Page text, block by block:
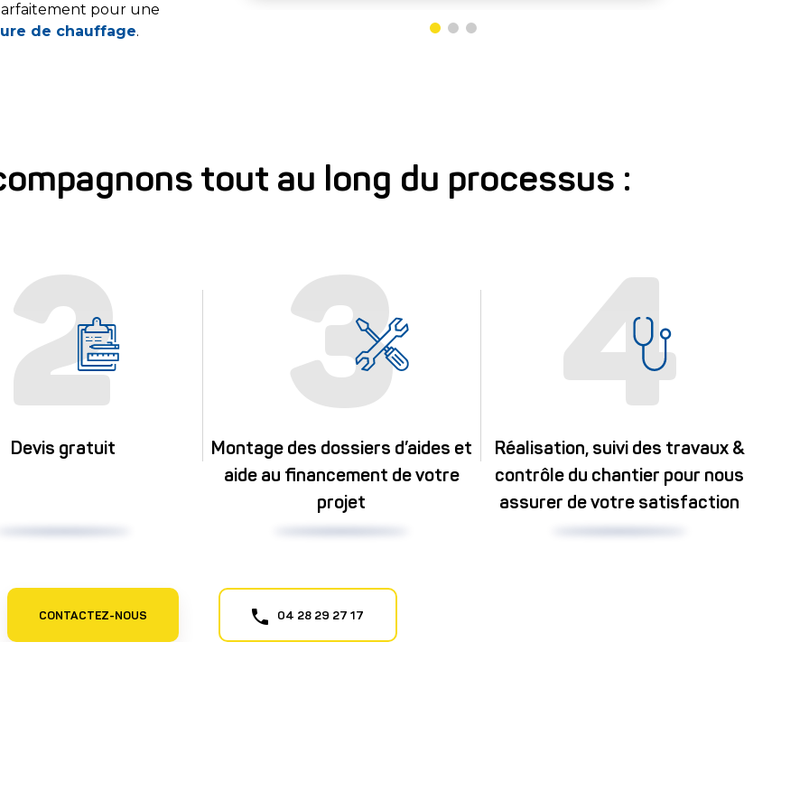
pour une
de chauffage.
tout au long du processus :
2
Devis gratuit 3
Montage des dossiers d’aides et
aide au financement de votre
projet
4
Réalisation, suivi des travaux &
contrôle du chantier pour nous
assurer de votre satisfaction
CONTACTEZ-NOUS 04 28 29 27 17